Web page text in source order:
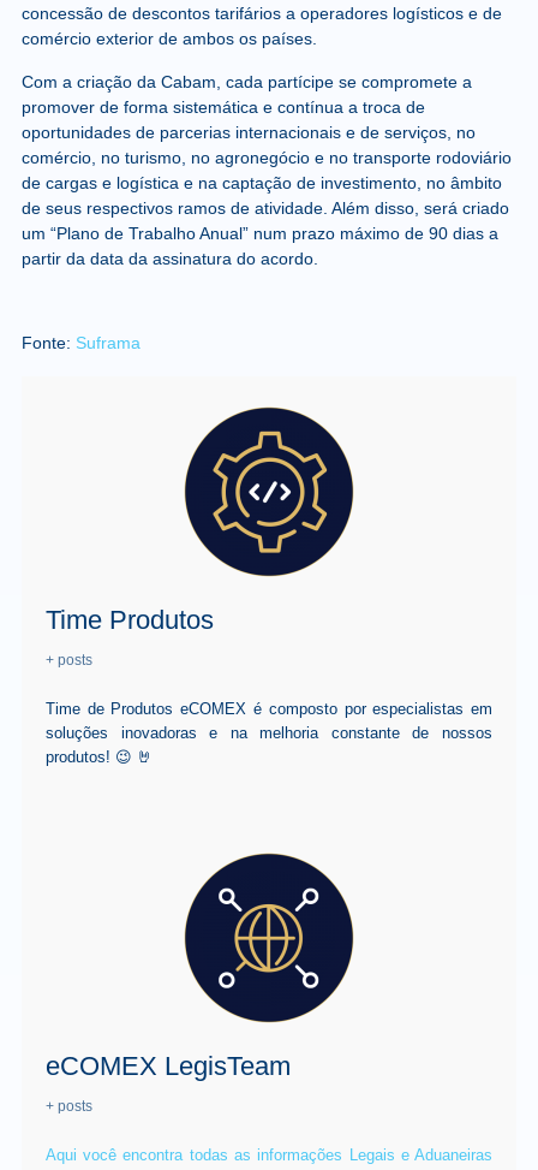
concessão de descontos tarifários a operadores logísticos e de
comércio exterior de ambos os países.
Com a criação da Cabam, cada partícipe se compromete a
promover de forma sistemática e contínua a troca de
oportunidades de parcerias internacionais e de serviços, no
comércio, no turismo, no agronegócio e no transporte rodoviário
de cargas e logística e na captação de investimento, no âmbito
de seus respectivos ramos de atividade. Além disso, será criado
um “Plano de Trabalho Anual” num prazo máximo de 90 dias a
partir da data da assinatura do acordo.
Fonte: Suframa
Time Produtos
+ posts
Time de Produtos eCOMEX é composto por especialistas em
soluções inovadoras e na melhoria constante de nossos
produtos! 😉 🤘
eCOMEX LegisTeam
+ posts
Aqui você encontra todas as informações Legais e Aduaneiras